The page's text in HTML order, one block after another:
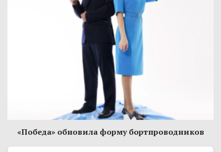
«Победа» обновила форму бортпроводников